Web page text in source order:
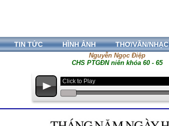
TIN TỨC HÌNH ẢNH THƠ/VĂN/NHẠC
Nguyễn Ngọc Điệp
CHS PTGĐN niên khóa 60 - 65
p Click to Play